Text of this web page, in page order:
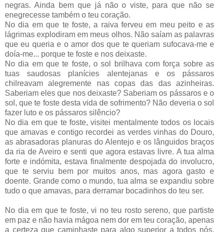
negras. Ainda bem que já não o viste, para que não se
enegrecesse também o teu coração.
No dia em que te foste, a raiva ferveu em meu peito e as
lágrimas explodiram em meus olhos. Não saíam as palavras
que eu queria e o amor dos que te queriam sufocava-me e
doía-me... porque te foste e nos deixaste.
No dia em que te foste, o sol brilhava com força sobre as
tuas saudosas planícies alentejanas e os pássaros
chilreavam alegremente nas copas das das azinheiras.
Saberiam eles que nos deixaste? Saberiam os pássaros e o
sol, que te foste desta vida de sofrimento? Não deveria o sol
fazer luto e os pássaros silêncio?
No dia em que te foste, visitei mentalmente todos os locais
que amavas e contigo recordei as verdes vinhas do Douro,
as abrasadoras planuras do Alentejo e os lânguidos braços
da ria de Aveiro e senti que agora estavas livre. A tua alma
forte e indómita, estava finalmente despojada do involucro,
que te serviu bem por muitos anos, mas agora gasto e
doente. Grande como o mundo, tua alma se expandiu sobre
tudo o que amavas, para derramar bocadinhos do teu ser.
No dia em que te foste, vi no teu rosto sereno, que partiste
em paz e não havia mágoa nem dor em teu coração, apenas
a certeza que caminhaste para algo superior a todos nós,